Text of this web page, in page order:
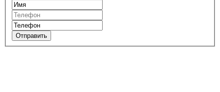
Отправить